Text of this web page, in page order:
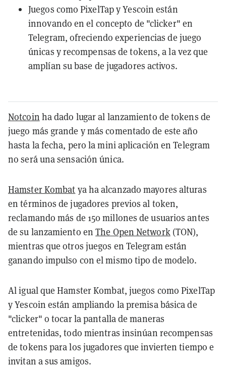
Juegos como PixelTap y Yescoin están
innovando en el concepto de "clicker" en
Telegram, ofreciendo experiencias de juego
únicas y recompensas de tokens, a la vez que
amplían su base de jugadores activos.
Notcoin ha dado lugar al lanzamiento de tokens de
juego más grande y más comentado de este año
hasta la fecha, pero la mini aplicación en Telegram
no será una sensación única.
Hamster Kombat ya ha alcanzado mayores alturas
en términos de jugadores previos al token,
reclamando más de 150 millones de usuarios antes
de su lanzamiento enThe Open Network(TON),
mientras que otros juegos en Telegram están
ganando impulso con el mismo tipo de modelo.
Al igual que Hamster Kombat, juegos como PixelTap
y Yescoin están ampliando la premisa básica de
"clicker" o tocar la pantalla de maneras
entretenidas, todo mientras insinúan recompensas
de tokens para los jugadores que invierten tiempo e
invitan a sus amigos.